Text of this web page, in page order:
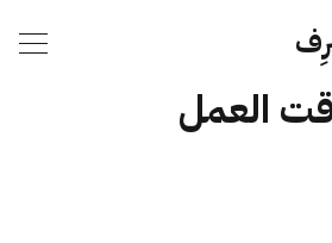
العمل